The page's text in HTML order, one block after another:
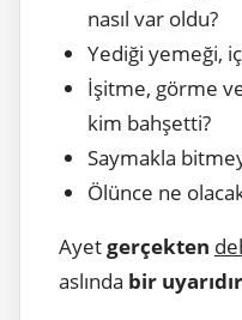
nasıl var oldu?
Yediği yemeği,
İşitme, görme
kim bahşetti?
Saymakla
Ölünce ne
Ayetgerçekten
aslında bir uyarıdır